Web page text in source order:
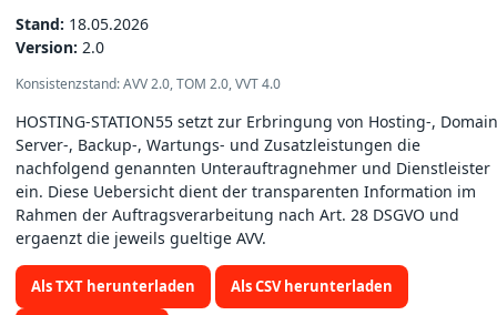
Stand: 18.05.2026
Version: 2.0
Konsistenzstand: AVV 2.0, TOM 2.0, VVT 4.0
HOSTING-STATION55 setzt zur Erbringung von Hosting-,
Server-, Backup-, Wartungs- und Zusatzleistungen die
nachfolgend genannten Unterauftragnehmer und Dienstleister
ein. Diese Uebersicht dient der transparenten Information im
Rahmen der Auftragsverarbeitung nach Art. 28 DSGVO und
ergaenzt die jeweils gueltige AVV.
Als TXT herunterladen Als CSV herunterladen